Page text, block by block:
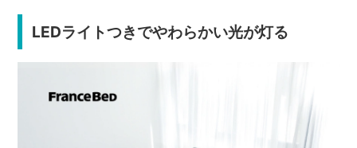
LEDライトつきでやわらかい光が灯る